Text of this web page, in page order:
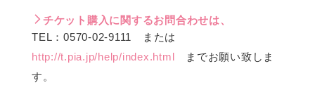
チケット購入に関するお問合わせは、
TEL：0570-02-9111 または
http://t.pia.jp/help/index.html までお願い致しま
す。